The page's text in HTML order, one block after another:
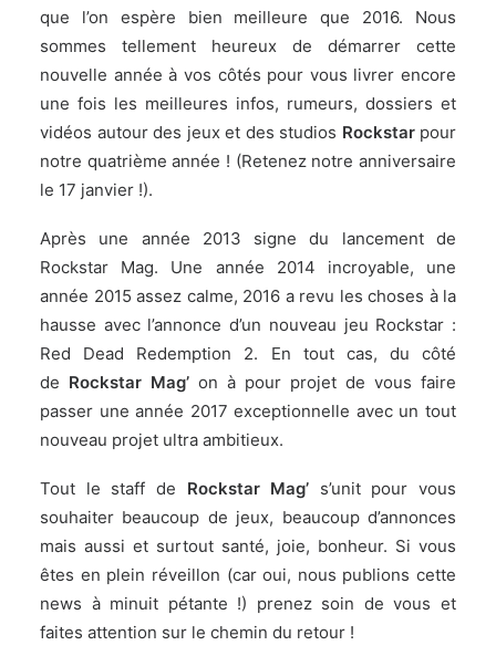
que l’on espère bien meilleure que 2016. Nous
sommes tellement heureux de démarrer cette
nouvelle année à vos côtés pour vous livrer encore
une fois les meilleures infos, rumeurs, dossiers et
vidéos autour des jeux et des studios Rockstar pour
notre quatrième année ! (Retenez notre anniversaire
le 17 janvier !).
Après une année 2013 signe du lancement de
Rockstar Mag. Une année 2014 incroyable, une
année 2015 assez calme, 2016 a revu les choses à la
hausse avec l’annonce d’un nouveau jeu Rockstar :
Red Dead Redemption 2. En tout cas, du côté
de Rockstar Mag’ on à pour projet de vous faire
passer une année 2017 exceptionnelle avec un tout
nouveau projet ultra ambitieux.
Tout le staff de Rockstar Mag’ s’unit pour vous
souhaiter beaucoup de jeux, beaucoup d’annonces
mais aussi et surtout santé, joie, bonheur. Si vous
êtes en plein réveillon (car oui, nous publions cette
news à minuit pétante !) prenez soin de vous et
faites attention sur le chemin du retour !